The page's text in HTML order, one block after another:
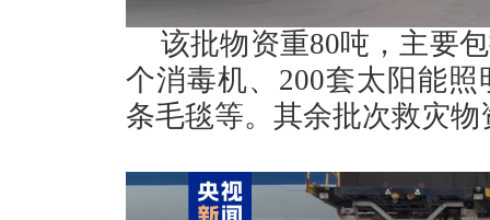
该批物资重80吨，主要
个消毒机、200套太阳能照
条毛毯等。其余批次救灾